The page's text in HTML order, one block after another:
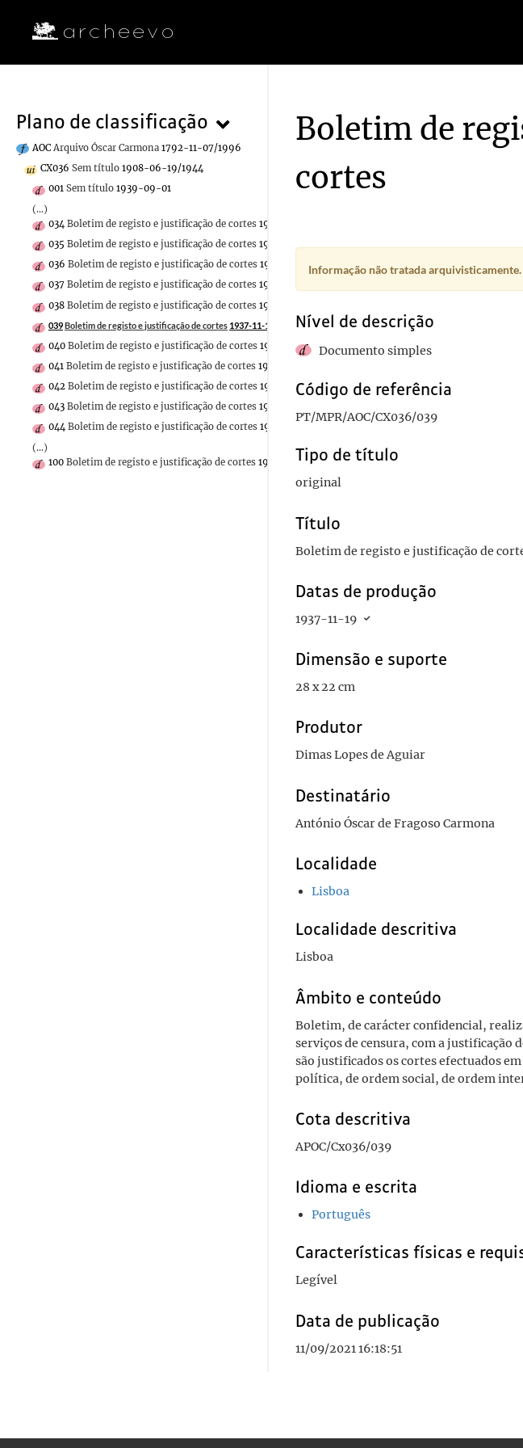
Plano de classificação
AOC Arquivo Óscar Carmona 1792-11-07/1996
CX036 Sem título 1908-06-19/1944
001 Sem título 1939-09-01
(...)
034 Boletim de registo e justificação de cortes 1937-11-20
035 Boletim de registo e justificação de cortes 1937-12-14
036 Boletim de registo e justificação de cortes 1937-12-11
037 Boletim de registo e justificação de cortes 1937-12-10
038 Boletim de registo e justificação de cortes 1937-12-02
039Boletim de registo e justificação de cortes 1937-11-19
040 Boletim de registo e justificação de cortes 1937-11-24
041 Boletim de registo e justificação de cortes 1937-11-23
042 Boletim de registo e justificação de cortes 1937-11-25
043 Boletim de registo e justificação de cortes 1937-11-26
044 Boletim de registo e justificação de cortes 1937-11-29
(...)
100 Boletim de registo e justificação de cortes 1936-04-15
Boletim de
cortes
Informação não tratada arquivisticamente.
Nível de descrição
Documento simples
Código de referência
PT/MPR/AOC/CX036/039
Tipo de título
original
Título
Boletim de registo e justificação de
Datas de produção
1937-11-19
Dimensão e suporte
28 x 22 cm
Produtor
Dimas Lopes de Aguiar
Destinatário
António Óscar de Fragoso Carmona
Localidade
Lisboa
Localidade descritiva
Lisboa
Âmbito e conteúdo
Boletim, de carácter confidencial,
serviços de censura, com a justificação
são justificados os cortes efectuados
política, de ordem social, de ordem
Cota descritiva
APOC/Cx036/039
Idioma e escrita
Português
Características físicas e
Legível
Data de publicação
11/09/2021 16:18:51